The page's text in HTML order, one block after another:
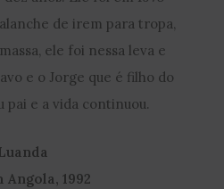
de irem para tropa,
ele foi nessa leva e
e o Jorge que é filho do
pai e a vida continuou.
1992